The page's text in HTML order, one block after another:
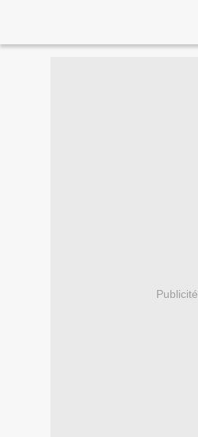
Publicité